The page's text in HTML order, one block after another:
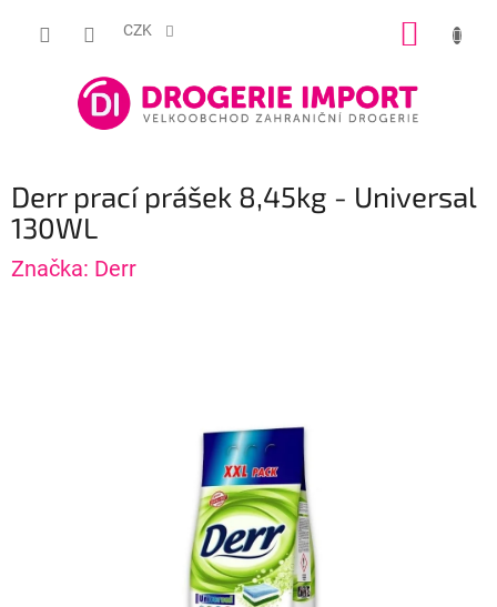
CZK
Derr prací prášek 8,45kg - Universal
130WL
Značka: Derr